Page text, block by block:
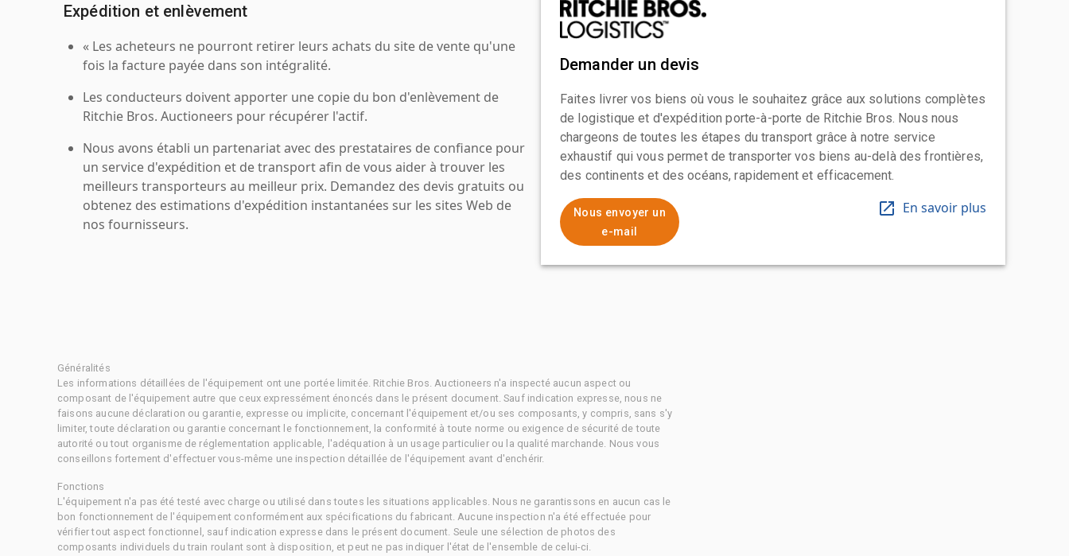
Expédition et enlèvement
« Les acheteurs ne pourront retirer leurs achats du site de vente qu'une
fois la facture payée dans son intégralité.
Les conducteurs doivent apporter une copie du bon d'enlèvement de
Ritchie Bros. Auctioneers pour récupérer l'actif.
Nous avons établi un partenariat avec des prestataires de confiance pour
un service d'expédition et de transport afin de vous aider à trouver les
meilleurs transporteurs au meilleur prix. Demandez des devis gratuits ou
obtenez des estimations d'expédition instantanées sur les sites Web de
nos fournisseurs.
Demander un devis
Faites livrer vos biens où vous le souhaitez grâce aux solutions complètes
de logistique et d'expédition porte-à-porte de Ritchie Bros. Nous nous
chargeons de toutes les étapes du transport grâce à notre service
exhaustif qui vous permet de transporter vos biens au-delà des frontières,
des continents et des océans, rapidement et efficacement.
Nous envoyer un
e-mail
En savoir plus
Généralités
Les informations détaillées de l'équipement ont une portée limitée. Ritchie Bros. Auctioneers n'a inspecté aucun aspect ou
composant de l'équipement autre que ceux expressément énoncés dans le présent document. Sauf indication expresse, nous ne
faisons aucune déclaration ou garantie, expresse ou implicite, concernant l'équipement et/ou ses composants, y compris, sans s'y
limiter, toute déclaration ou garantie concernant le fonctionnement, la conformité à toute norme ou exigence de sécurité de toute
autorité ou tout organisme de réglementation applicable, l'adéquation à un usage particulier ou la qualité marchande. Nous vous
conseillons fortement d'effectuer vous-même une inspection détaillée de l'équipement avant d'enchérir.
Fonctions
L'équipement n'a pas été testé avec charge ou utilisé dans toutes les situations applicables. Nous ne garantissons en aucun cas le
bon fonctionnement de l'équipement conformément aux spécifications du fabricant. Aucune inspection n'a été effectuée pour
vérifier tout aspect fonctionnel, sauf indication expresse dans le présent document. Seule une sélection de photos des
composants individuels du train roulant sont à disposition, et peut ne pas indiquer l'état de l'ensemble de celui-ci.